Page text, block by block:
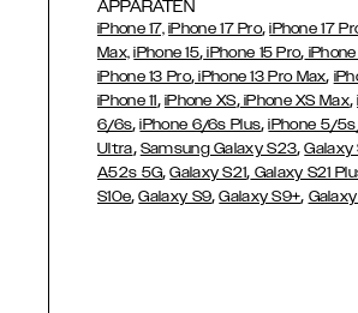
APPARATEN
iPhone 17, iPhone 17 Pro,iPhone 17
Max, iPhone 15, iPhone 15 Pro,
iPhone 13 Pro, iPhone 13 Pro Max,
iPhone 11, iPhone XS,iPhone XS Max,
6/6s,iPhone 6/6s Plus,iPhone 5/
Ultra, Samsung Galaxy S23,Galaxy
A52s 5G,Galaxy S21, Galaxy S21
S10e,Galaxy S9,Galaxy S9+,